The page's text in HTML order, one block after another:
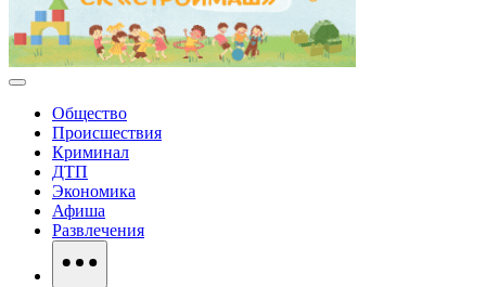
Общество
Происшествия
Криминал
ДТП
Экономика
Афиша
Развлечения